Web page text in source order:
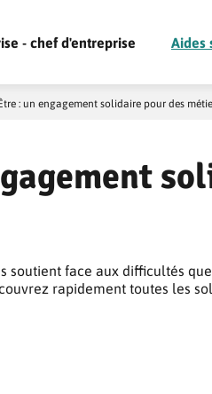
- chef d'entreprise Aides
: un engagement solidaire pour des
soutient face aux difficultés
rapidement toutes les